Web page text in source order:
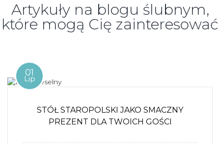
Artykuły na blogu ślubnym,
które mogą Cię zainteresować
01
Lip
STÓŁ STAROPOLSKI JAKO SMACZNY
PREZENT DLA TWOICH GOŚCI